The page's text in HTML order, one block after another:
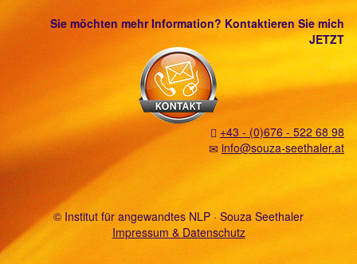
Sie möchten mehr Information? Kontaktieren Sie mich
JETZT
+43 - (0)676 - 522 68 98
info@souza-seethaler.at
© Institut für angewandtes NLP · Souza Seethaler
Impressum & Datenschutz